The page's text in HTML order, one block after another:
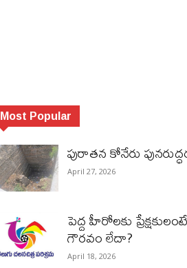
Most Popular
పురాత‌న కోనేరు
April 27, 2026
పెద్ద హీరోల‌కు ప్రేక్ష‌కులంటే
గౌర‌వం లేదా?
April 18, 2026